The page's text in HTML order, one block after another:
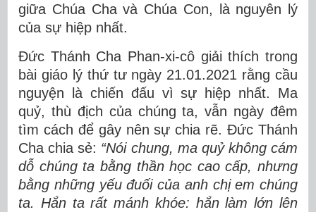
giữa Chúa Cha và Chúa Con, là nguyên lý
của sự hiệp nhất.
Đức Thánh Cha Phan-xi-cô giải thích trong
bài giáo lý thứ tư ngày 21.01.2021 rằng cầu
nguyện là chiến đấu vì sự hiệp nhất. Ma
quỷ, thù địch của chúng ta, vẫn ngày đêm
tìm cách để gây nên sự chia rẽ. Đức Thánh
Cha chia sẻ: “Nói chung, ma quỷ không cám
dỗ chúng ta bằng thần học cao cấp, nhưng
bằng những yếu đuối của anh chị em chúng
ta. Hắn ta rất mánh khóe: hắn làm lớn lên